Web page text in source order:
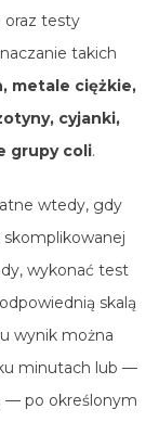
oraz testy
takich
metale ciężkie,
cyjanki,
grupy coli.
wtedy, gdy
wykonać test
skalą
wynik można
minutach lub —
— po określonym